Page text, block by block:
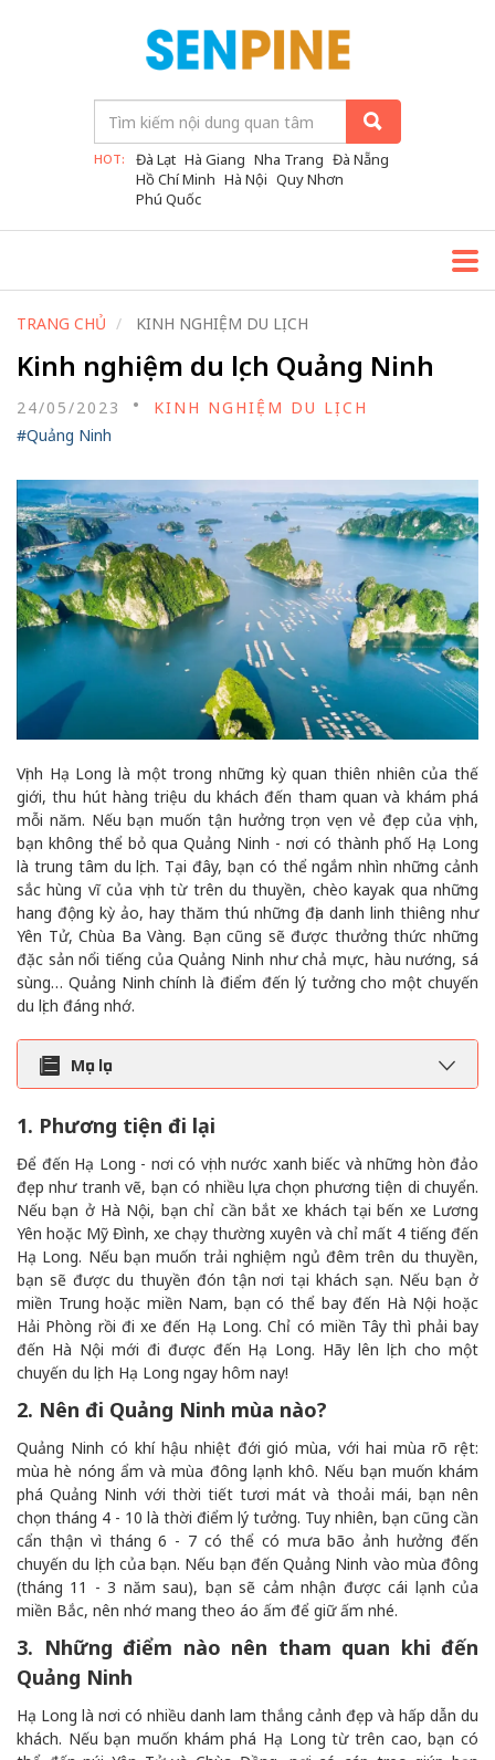
HOT: Đà Lạt Hà Giang Nha Trang Đà Nẵng
Hồ Chí Minh Hà Nội Quy Nhơn
Phú Quốc
TRANG CHỦ KINH NGHIỆM DU LỊCH
Kinh nghiệm du lịch Quảng Ninh
24/05/2023
KINH NGHIỆM DU LỊCH
#Quảng Ninh
Vịnh Hạ Long là một trong những kỳ quan thiên nhiên của thế
giới, thu hút hàng triệu du khách đến tham quan và khám phá
mỗi năm. Nếu bạn muốn tận hưởng trọn vẹn vẻ đẹp của vịnh,
bạn không thể bỏ qua Quảng Ninh - nơi có thành phố Hạ Long
là trung tâm du lịch. Tại đây, bạn có thể ngắm nhìn những cảnh
sắc hùng vĩ của vịnh từ trên du thuyền, chèo kayak qua những
hang động kỳ ảo, hay thăm thú những địa danh linh thiêng như
Yên Tử, Chùa Ba Vàng. Bạn cũng sẽ được thưởng thức những
đặc sản nổi tiếng của Quảng Ninh như chả mực, hàu nướng, sá
sùng… Quảng Ninh chính là điểm đến lý tưởng cho một chuyến
du lịch đáng nhớ.
Mục lục
1. Phương tiện đi lại
Để đến Hạ Long - nơi có vịnh nước xanh biếc và những hòn đảo
đẹp như tranh vẽ, bạn có nhiều lựa chọn phương tiện di chuyển.
Nếu bạn ở Hà Nội, bạn chỉ cần bắt xe khách tại bến xe Lương
Yên hoặc Mỹ Đình, xe chạy thường xuyên và chỉ mất 4 tiếng đến
Hạ Long. Nếu bạn muốn trải nghiệm ngủ đêm trên du thuyền,
bạn sẽ được du thuyền đón tận nơi tại khách sạn. Nếu bạn ở
miền Trung hoặc miền Nam, bạn có thể bay đến Hà Nội hoặc
Hải Phòng rồi đi xe đến Hạ Long. Chỉ có miền Tây thì phải bay
đến Hà Nội mới đi được đến Hạ Long. Hãy lên lịch cho một
chuyến du lịch Hạ Long ngay hôm nay!
2. Nên đi Quảng Ninh mùa nào?
Quảng Ninh có khí hậu nhiệt đới gió mùa, với hai mùa rõ rệt:
mùa hè nóng ẩm và mùa đông lạnh khô. Nếu bạn muốn khám
phá Quảng Ninh với thời tiết tươi mát và thoải mái, bạn nên
chọn tháng 4 - 10 là thời điểm lý tưởng. Tuy nhiên, bạn cũng cần
cẩn thận vì tháng 6 - 7 có thể có mưa bão ảnh hưởng đến
chuyến du lịch của bạn. Nếu bạn đến Quảng Ninh vào mùa đông
(tháng 11 - 3 năm sau), bạn sẽ cảm nhận được cái lạnh của
miền Bắc, nên nhớ mang theo áo ấm để giữ ấm nhé.
3. Những điểm nào nên tham quan khi đến
Quảng Ninh
Hạ Long là nơi có nhiều danh lam thắng cảnh đẹp và hấp dẫn du
khách. Nếu bạn muốn khám phá Hạ Long từ trên cao, bạn có